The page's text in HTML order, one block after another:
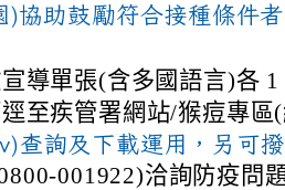
)協助鼓勵符合接種條件
導單張(含多國語言)各
至疾管署網站/猴痘專區(
查詢及下載運用，另可
001922)洽詢防疫問